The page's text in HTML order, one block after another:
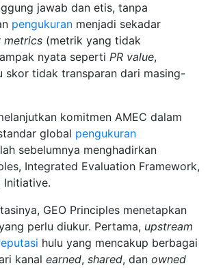
jawab dan etis, tanpa
pengukuran menjadi sekadar
metrics (metrik yang tidak
nyata seperti PR value,
skor tidak transparan dari masing-
komitmen AMEC dalam
global pengukuran
sebelumnya menghadirkan
Integrated Evaluation Framework,
Initiative.
GEO Principles menetapkan
perlu diukur. Pertama, upstream
hulu yang mencakup berbagai
kanal earned, shared, dan owned